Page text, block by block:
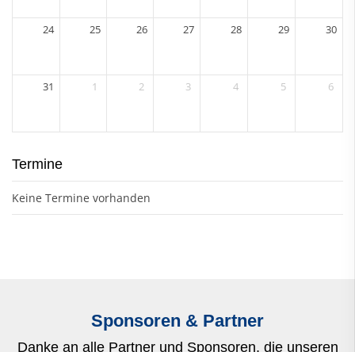
24 25 26 27 28 29 30
31 1 2 3 4 5 6
Termine
Keine Termine vorhanden
Sponsoren & Partner
Danke an alle Partner und Sponsoren, die unseren